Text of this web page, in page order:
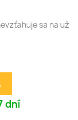
sa na už
dní